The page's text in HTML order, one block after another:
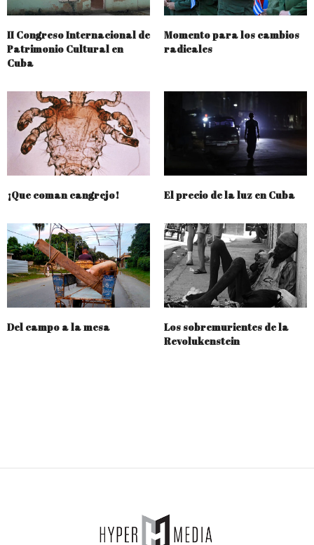
II Congreso Internacional de
Patrimonio Cultural en
Cuba
Momento para los cambios
radicales
¡Que coman cangrejo! El precio de la luz en Cuba
Del campo a la mesa
Los sobremurientes de la
Revolukenstein